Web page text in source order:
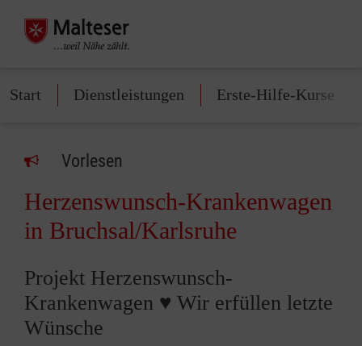
Start Dienstleistungen Erste-Hilfe-Kurse
Vorlesen
Herzenswunsch-Krankenwagen
in Bruchsal/Karlsruhe
Projekt Herzenswunsch-
Krankenwagen ♥ Wir erfüllen letzte
Wünsche